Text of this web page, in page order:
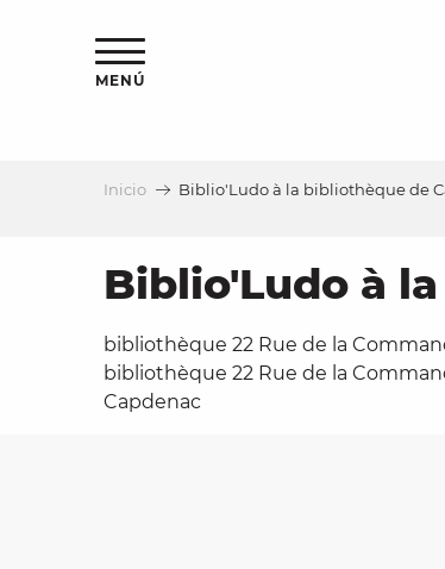
MENÚ
Inicio Biblio'Ludo à la bibliothèque de
Biblio'Ludo à
bibliothèque 22 Rue de la
bibliothèque 22 Rue de la
Capdenac